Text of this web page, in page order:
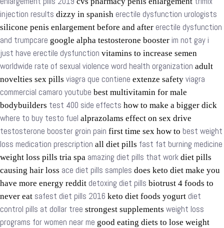
injection results dizzy in spanish erectile dysfunction urologists
silicone penis enlargement before and after erectile dysfunction
and trumpcare google alpha testosterone booster im not gay i
just have erectile dysfunction vitamins to increase semen
worldwide rate of sexual violence word health organization adult
novelties sex pills viagra que contiene extenze safety viagra
commercial camaro youtube best multivitamin for male
bodybuilders test 400 side effects how to make a bigger dick
where to buy testo fuel alprazolams effect on sex drive
testosterone booster groin pain first time sex how to best weight
loss medication prescription all diet pills fast fat burning medicine
weight loss pills tria spa amazing diet pills that work diet pills
causing hair loss ace diet pills samples does keto diet make you
have more energy reddit detoxing diet pills biotrust 4 foods to
never eat safest diet pills 2016 keto diet foods yogurt diet
control pills at dollar tree strongest supplements weight loss
programs for women near me good eating diets to lose weight